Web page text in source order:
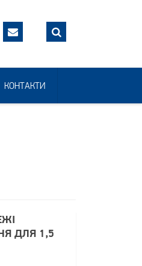
КОНТАКТИ
ДЛЯ 1,5